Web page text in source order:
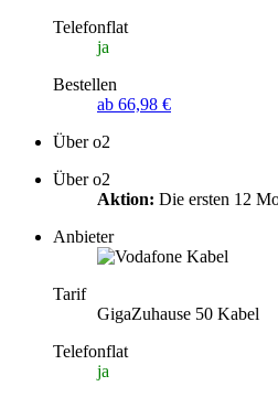
Telefonflat
ja
Bestellen
ab 66,98 €
Über o2
Über o2
Aktion: Die ersten 12
Anbieter
Tarif
GigaZuhause 50 Kabel
Telefonflat
ja